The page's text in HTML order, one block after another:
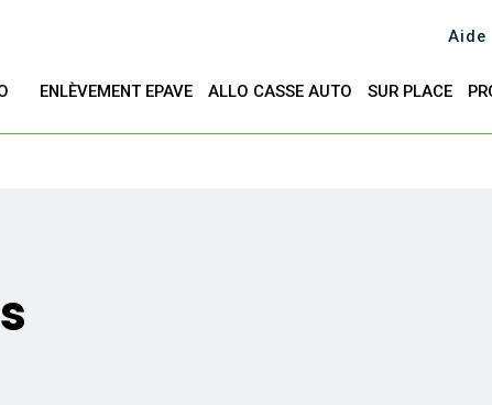
Aide
Total
ENLÈVEMENT EPAVE ALLO CASSE AUTO SUR PLACE